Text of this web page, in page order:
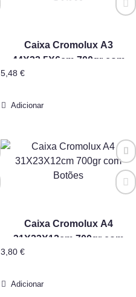
Caixa Cromolux A3
44X32,5X6cm 700gr com
5,48 €
Adicionar
Caixa Cromolux A4
31X23X12cm 700gr com
3,80 €
Adicionar